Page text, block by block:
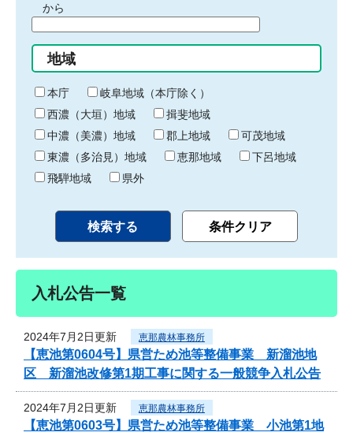
間
始
り
から
間
終
わ
り
地域
本庁
岐阜地域（本庁除く）
西濃（大垣）地域
揖斐地域
中濃（美濃）地域
郡上地域
可茂地域
東濃（多治見）地域
恵那地域
下呂地域
飛騨地域
県外
入札公告一覧
2024年7月2日更新 恵那農林事務所
【恵池第0604号】県営ため池等整備事業 新溜池地
区 新溜池改修第1期工事に関する一般競争入札公告
2024年7月2日更新 恵那農林事務所
【恵池第0603号】県営ため池等整備事業 小池第1地